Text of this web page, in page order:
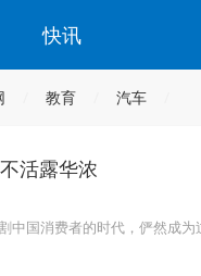
快讯
教育 汽车
活露华浓
国消费者的时代，俨然成为